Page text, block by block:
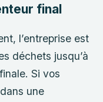
final
l’entreprise est
déchets jusqu’à
Si vos
une